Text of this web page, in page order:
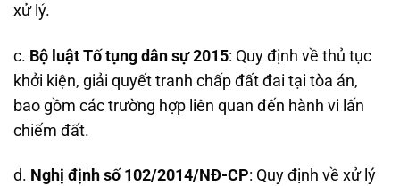
xử lý.
c. Bộ luật Tố tụng dân sự 2015: Quy định về thủ tục
khởi kiện, giải quyết tranh chấp đất đai tại tòa án,
bao gồm các trường hợp liên quan đến hành vi lấn
chiếm đất.
d. Nghị định số 102/2014/NĐ-CP: Quy định về xử lý